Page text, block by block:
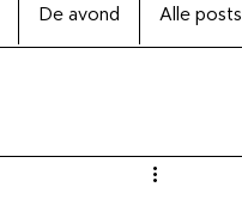
De avond Alle posts